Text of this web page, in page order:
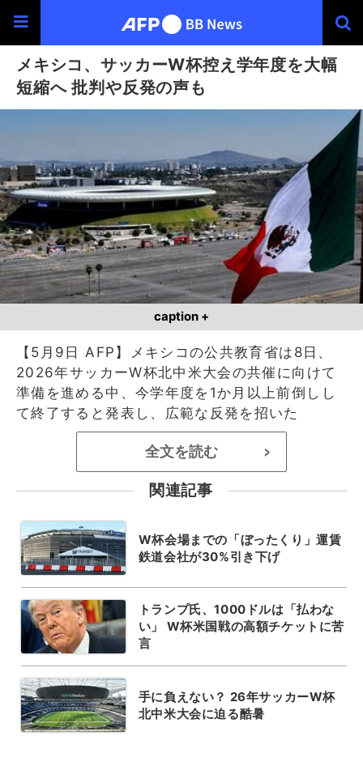
メキシコ、サッカーW杯控え学年度を大幅
短縮へ 批判や反発の声も
caption +
【5月9日 AFP】メキシコの公共教育省は8日、
2026年サッカーW杯北中米大会の共催に向けて
準備を進める中、今学年度を1か月以上前倒しし
て終了すると発表し、広範な反発を招いた
全文を読む >
関連記事
W杯会場までの「ぼったくり」運賃
鉄道会社が30%引き下げ
トランプ氏、1000ドルは「払わな
い」 W杯米国戦の高額チケットに苦
言
手に負えない？ 26年サッカーW杯
北中米大会に迫る酷暑